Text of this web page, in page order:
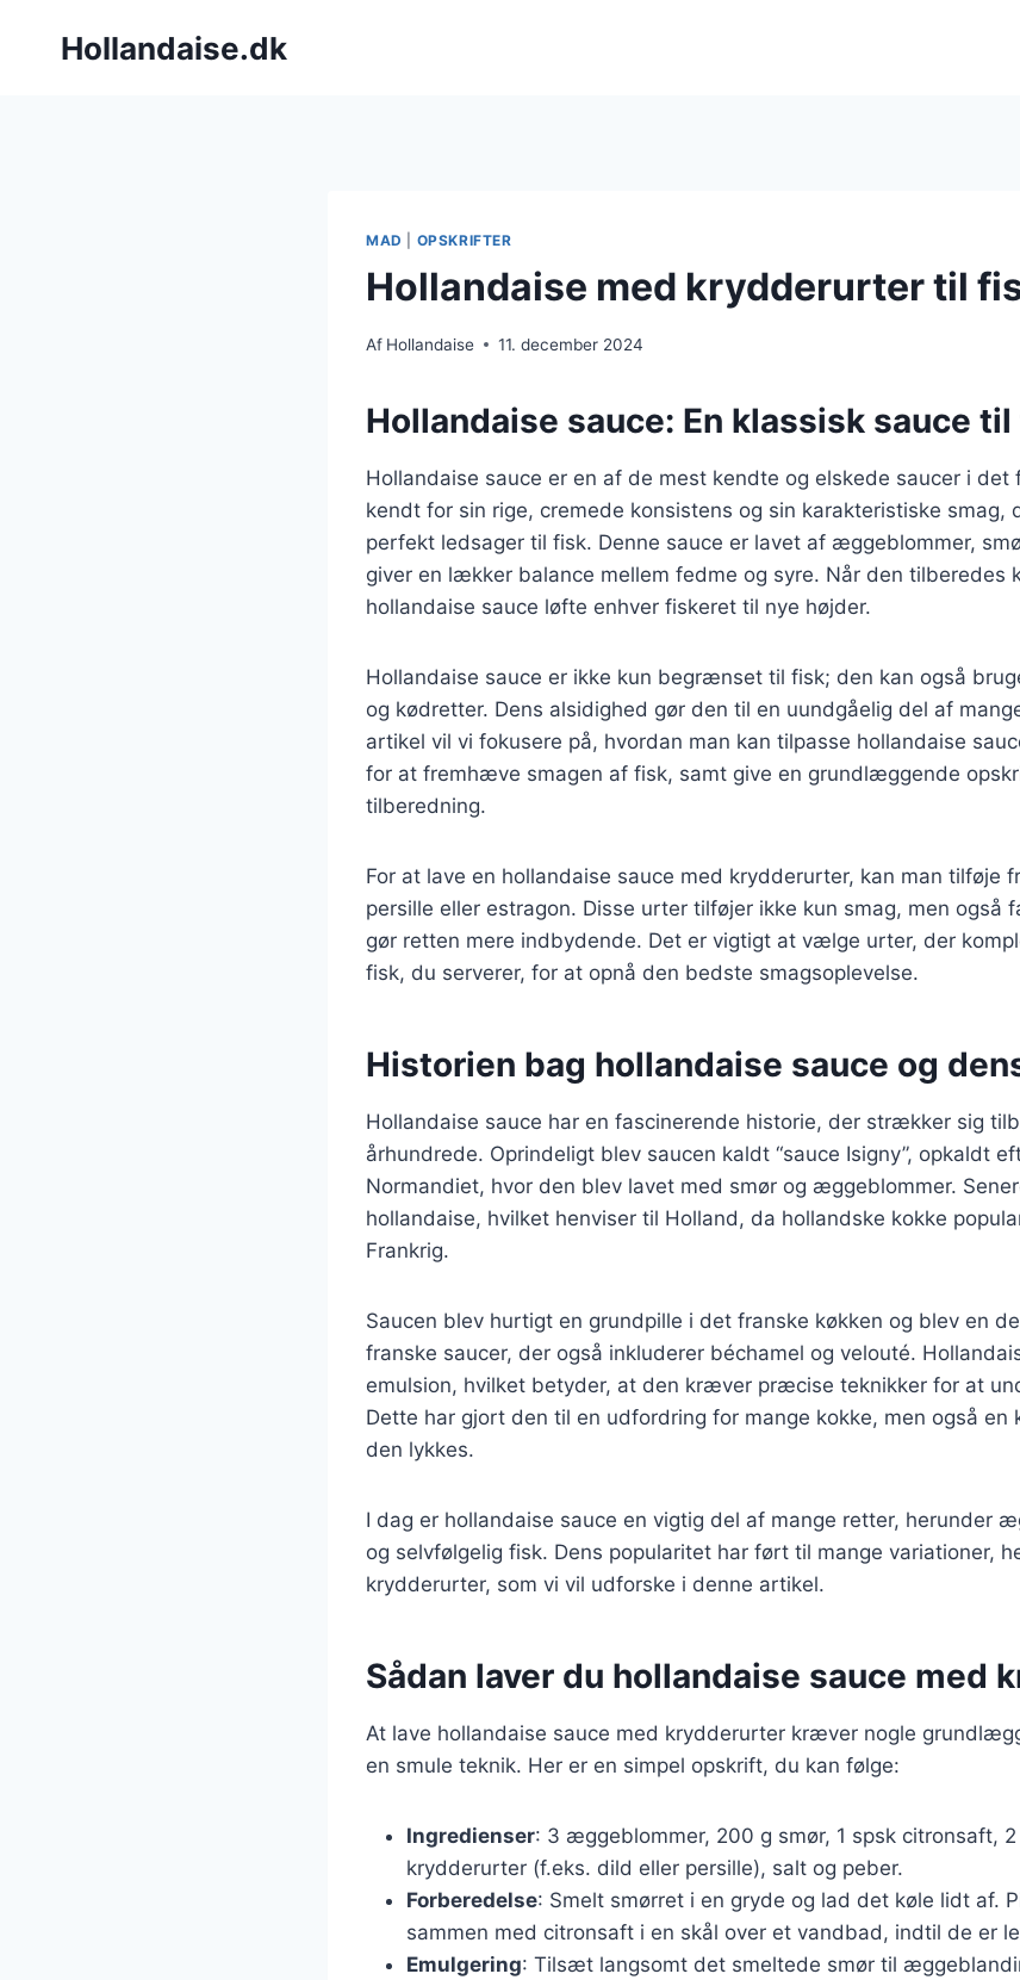
Hollandaise.dk
MAD OPSKRIFTER
Hollandaise med krydderurter til
Af Hollandaise 11. december 2024
Hollandaise sauce: En klassisk sauce
Hollandaise sauce er en af de mest kendte og elskede saucer i det
kendt for sin rige, cremede konsistens og sin karakteristiske smag,
perfekt ledsager til fisk. Denne sauce er lavet af æggeblommer,
giver en lækker balance mellem fedme og syre. Når den tilberedes
hollandaise sauce løfte enhver fiskeret til nye højder.
Hollandaise sauce er ikke kun begrænset til fisk; den kan også
og kødretter. Dens alsidighed gør den til en uundgåelig del af
artikel vil vi fokusere på, hvordan man kan tilpasse hollandaise
for at fremhæve smagen af fisk, samt give en grundlæggende
tilberedning.
For at lave en hollandaise sauce med krydderurter, kan man tilføje
persille eller estragon. Disse urter tilføjer ikke kun smag, men også
gør retten mere indbydende. Det er vigtigt at vælge urter, der
fisk, du serverer, for at opnå den bedste smagsoplevelse.
Historien bag hollandaise sauce og
Hollandaise sauce har en fascinerende historie, der strækker sig
århundrede. Oprindeligt blev saucen kaldt “sauce Isigny”, opkaldt
Normandiet, hvor den blev lavet med smør og æggeblommer.
hollandaise, hvilket henviser til Holland, da hollandske kokke
Frankrig.
Saucen blev hurtigt en grundpille i det franske køkken og blev en
franske saucer, der også inkluderer béchamel og velouté.
emulsion, hvilket betyder, at den kræver præcise teknikker for at
Dette har gjort den til en udfordring for mange kokke, men også en
den lykkes.
I dag er hollandaise sauce en vigtig del af mange retter, herunder
og selvfølgelig fisk. Dens popularitet har ført til mange variationer,
krydderurter, som vi vil udforske i denne artikel.
Sådan laver du hollandaise sauce med
At lave hollandaise sauce med krydderurter kræver nogle
en smule teknik. Her er en simpel opskrift, du kan følge:
Ingredienser: 3 æggeblommer, 200 g smør, 1 spsk citronsaft,
krydderurter (f.eks. dild eller persille), salt og peber.
Forberedelse: Smelt smørret i en gryde og lad det køle lidt af.
sammen med citronsaft i en skål over et vandbad, indtil de er
Emulgering: Tilsæt langsomt det smeltede smør til